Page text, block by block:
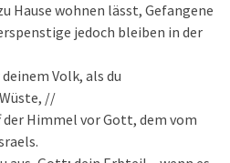
Hause wohnen lässt, Gefangene
jedoch bleiben in der
Volk, als du
//
Himmel vor Gott, dem vom